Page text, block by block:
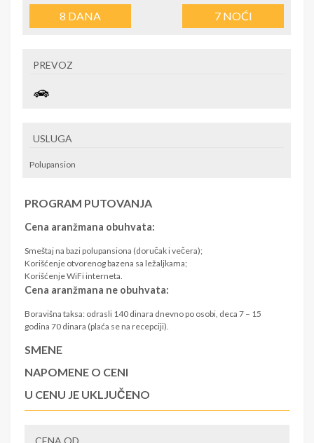
8 DANA 7NOĆI
PREVOZ
USLUGA
Polupansion
PROGRAM PUTOVANJA
Cena aranžmana obuhvata:
Smeštaj na bazi polupansiona (doručak i večera);
Korišćenje otvorenog bazena sa ležaljkama;
Korišćenje WiFi interneta.
Cena aranžmana ne obuhvata:
Boravišna taksa: odrasli 140 dinara dnevno po osobi, deca 7 – 15
godina 70 dinara (plaća se na recepciji).
SMENE
NAPOMENE O CENI
U CENU JE UKLJUČENO
CENA OD